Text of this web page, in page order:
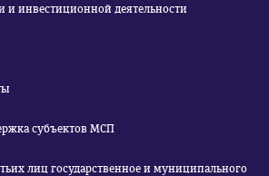
и инвестиционной деятельности
субъектов МСП
лиц государственное и муниципального